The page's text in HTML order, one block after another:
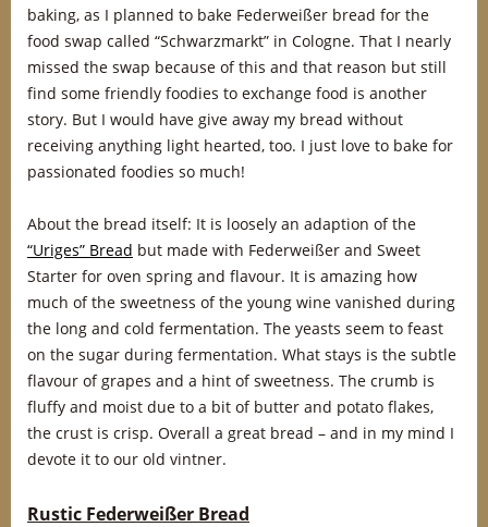
baking, as I planned to bake Federweißer bread for the
food swap called “Schwarzmarkt” in Cologne. That I nearly
missed the swap because of this and that reason but still
find some friendly foodies to exchange food is another
story. But I would have give away my bread without
receiving anything light hearted, too. I just love to bake for
passionated foodies so much!
About the bread itself: It is loosely an adaption of the
“Uriges” Bread but made with Federweißer and Sweet
Starter for oven spring and flavour. It is amazing how
much of the sweetness of the young wine vanished during
the long and cold fermentation. The yeasts seem to feast
on the sugar during fermentation. What stays is the subtle
flavour of grapes and a hint of sweetness. The crumb is
fluffy and moist due to a bit of butter and potato flakes,
the crust is crisp. Overall a great bread – and in my mind I
devote it to our old vintner.
Rustic Federweißer Bread